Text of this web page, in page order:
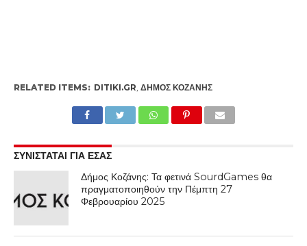
RELATED ITEMS: DITIKI.GR, ΔΉΜΟΣ ΚΟΖΆΝΗΣ
ΣΥΝΙΣΤΑΤΑΙ ΓΙΑ ΕΣΑΣ
Δήμος Κοζάνης: Τα φετινά SourdGames θα
πραγματοποιηθούν την Πέμπτη 27
Φεβρουαρίου 2025